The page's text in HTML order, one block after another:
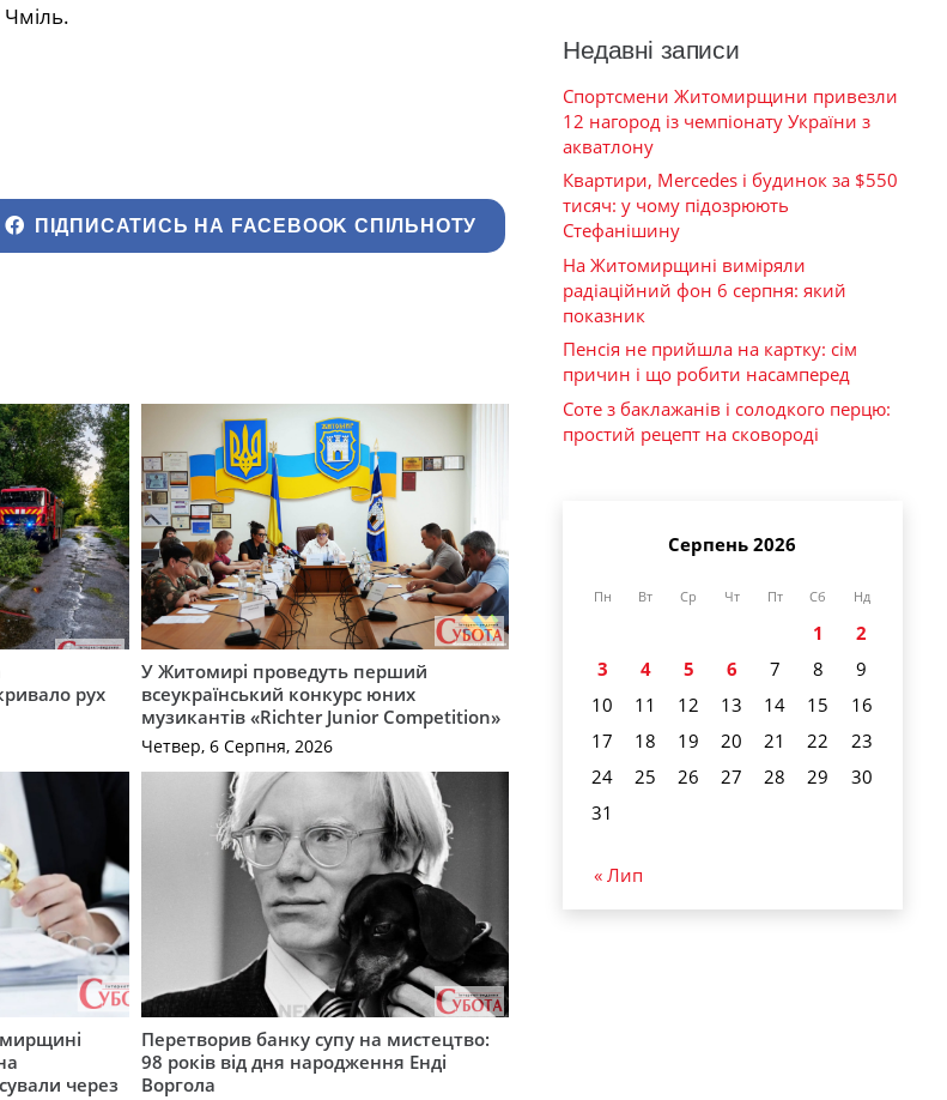
Чміль.
ПІДПИСАТИСЬ НА FACEBOOK СПІЛЬНОТУ
рух
У Житомирі проведуть перший
всеукраїнський конкурс юних
музикантів «Richter Junior Competition»
Четвер, 6 Серпня, 2026
через
Перетворив банку супу на мистецтво:
98 років від дня народження Енді
Воргола
Недавні записи
Спортсмени Житомирщини привезли
12 нагород із чемпіонату України з
акватлону
Квартири, Mercedes і будинок за $550
тисяч: у чому підозрюють
Стефанішину
На Житомирщині виміряли
радіаційний фон 6 серпня: який
показник
Пенсія не прийшла на картку: сім
причин і що робити насамперед
Соте з баклажанів і солодкого перцю:
простий рецепт на сковороді
Серпень 2026
Пн Вт Ср Чт Пт Сб Нд
1
2
3
4 5 6 7 8
9
10
11 12 13 14 15
16
17
18 19 20 21 22
23
24
25 26 27 28 29
30
31
« Лип